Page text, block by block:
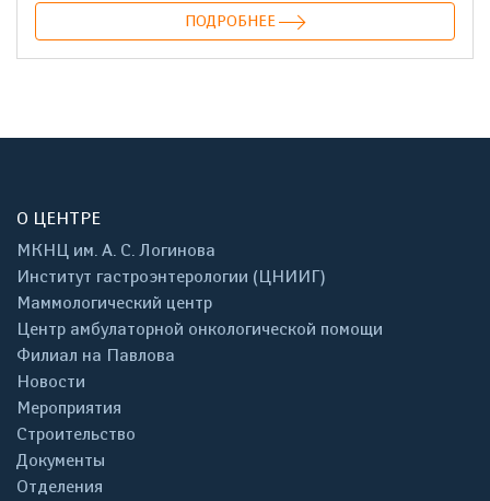
ПОДРОБНЕЕ
О ЦЕНТРЕ
МКНЦ им. А. С. Логинова
Институт гастроэнтерологии (ЦНИИГ)
Маммологический центр
Центр амбулаторной онкологической помощи
Филиал на Павлова
Новости
Мероприятия
Строительство
Документы
Отделения